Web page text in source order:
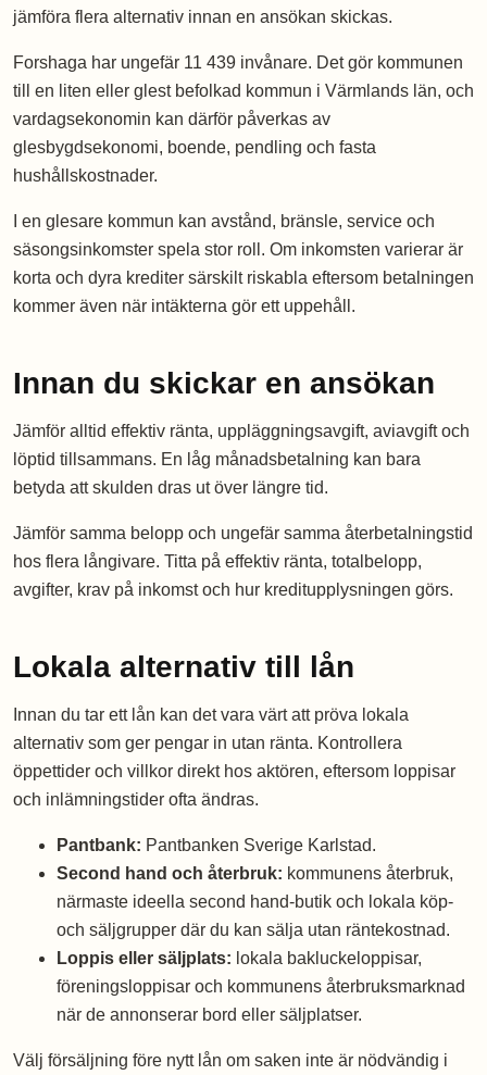
jämföra flera alternativ innan en ansökan skickas.
Forshaga har ungefär 11 439 invånare. Det gör kommunen
till en liten eller glest befolkad kommun i Värmlands län, och
vardagsekonomin kan därför påverkas av
glesbygdsekonomi, boende, pendling och fasta
hushållskostnader.
I en glesare kommun kan avstånd, bränsle, service och
säsongsinkomster spela stor roll. Om inkomsten varierar är
korta och dyra krediter särskilt riskabla eftersom betalningen
kommer även när intäkterna gör ett uppehåll.
Innan du skickar en ansökan
Jämför alltid effektiv ränta, uppläggningsavgift, aviavgift och
löptid tillsammans. En låg månadsbetalning kan bara
betyda att skulden dras ut över längre tid.
Jämför samma belopp och ungefär samma återbetalningstid
hos flera långivare. Titta på effektiv ränta, totalbelopp,
avgifter, krav på inkomst och hur kreditupplysningen görs.
Lokala alternativ till lån
Innan du tar ett lån kan det vara värt att pröva lokala
alternativ som ger pengar in utan ränta. Kontrollera
öppettider och villkor direkt hos aktören, eftersom loppisar
och inlämningstider ofta ändras.
Pantbank: Pantbanken Sverige Karlstad.
Second hand och återbruk: kommunens återbruk,
närmaste ideella second hand-butik och lokala köp-
och säljgrupper där du kan sälja utan räntekostnad.
Loppis eller säljplats: lokala bakluckeloppisar,
föreningsloppisar och kommunens återbruksmarknad
när de annonserar bord eller säljplatser.
Välj försäljning före nytt lån om saken inte är nödvändig i